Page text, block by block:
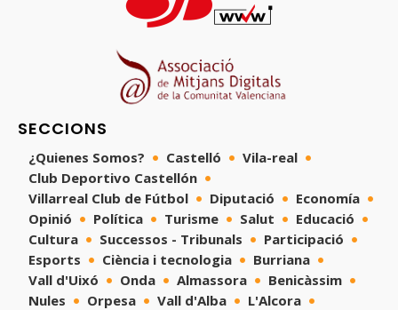
SECCIONS
¿Quienes Somos? Castelló
Vila-real
Club Deportivo Castellón
Villarreal Club de Fútbol
Diputació
Economía
Opinió
Política Turisme Salut
Educació
Cultura
Successos - Tribunals
Participació
Esports
Ciència i tecnologia
Burriana
Vall d'Uixó
Onda Almassora
Benicàssim
Nules
Orpesa Vall d'Alba
L'Alcora